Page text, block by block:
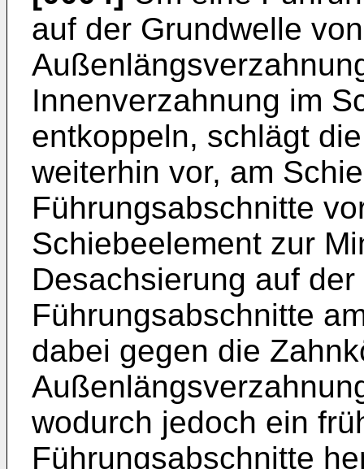
auf der Grundwelle
Innenverzahnung im
entkoppeln, schlägt
weiterhin vor, am
Führungsabschnitte
Schiebeelement zur
Desachsierung auf
Führungsabschnitte
dabei gegen die
wodurch jedoch ein
Führungsabschnitte